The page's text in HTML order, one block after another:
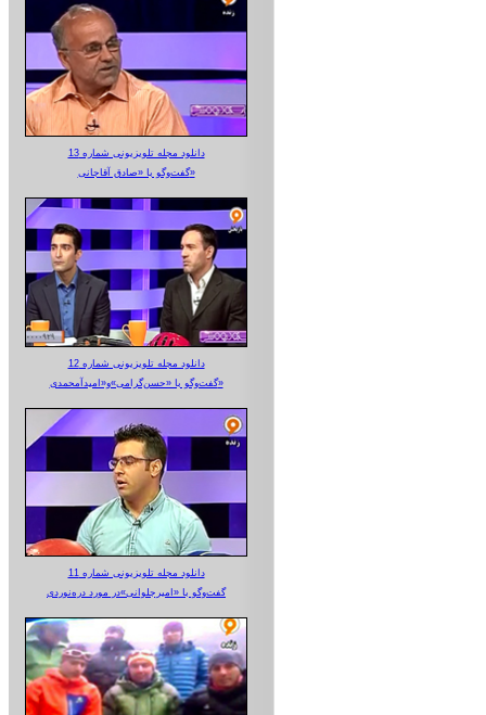
دانلود مجله تلویزیونی شماره 13
گفت‌وگو با «صادق آقاجانی»
دانلود مجله تلویزیونی شماره 12
گفت‌وگو با «حسن‌گرامی»و«امیدآمحمدی»
دانلود مجله تلویزیونی شماره 11
گفت‌وگو با «امیرجلوانی»در مورد دره‌نوردی